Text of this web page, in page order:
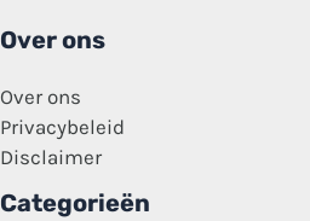
Over ons
Over ons
Privacybeleid
Disclaimer
Categorieën